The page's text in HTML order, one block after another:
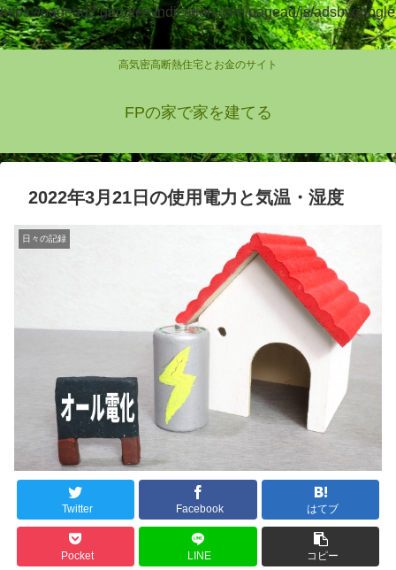
https://pagead2.googlesyndication.com/pagead/js/adsbygoogle
.js
高気密高断熱住宅とお金のサイト
FPの家で家を建てる
2022年3月21日の使用電力と気温・湿度
日々の記録
Twitter Facebook はてブ
Pocket LINE コピー